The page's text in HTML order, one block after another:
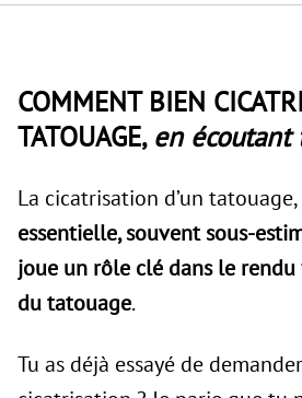
COMMENT BIEN
TATOUAGE, en écoutant
La cicatrisation d’un tatouage,
essentielle, souvent sous-
joue un rôle clé dans le
du tatouage.
Tu as déjà essayé de